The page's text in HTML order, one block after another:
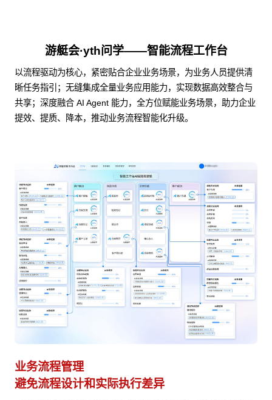
游艇会·yth问学——智能流程工作台
以流程驱动为核心，紧密贴合企业业务场景，为业务人员提供清
晰任务指引；无缝集成全量业务应用能力，实现数据高效整合与
共享；深度融合 AI Agent 能力，全方位赋能业务场景，助力企业
提效、提质、降本，推动业务流程智能化升级。
业务流程管理
避免流程设计和实际执行差异